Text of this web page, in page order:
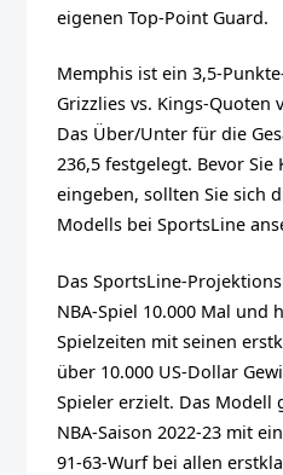
eigenen Top-Point Guard.
Memphis ist ein 3,5-
Grizzlies vs. Kings-Quoten
Das Über/Unter für die
236,5 festgelegt. Bevor Sie
eingeben, sollten Sie sich
Modells bei SportsLine
Das SportsLine-
NBA-Spiel 10.000 Mal und
Spielzeiten mit seinen
über 10.000 US-Dollar
Spieler erzielt. Das Modell
NBA-Saison 2022-23 mit
91-63-Wurf bei allen